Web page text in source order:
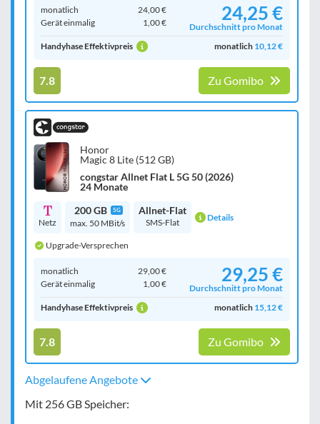
monatlich
24,00 €
Gerät einmalig
1,00 € 24,25 €
Durchschnitt pro Monat
Handyhase Effektivpreis
monatlich 10,12 €
7.8 Zu Gomibo
Honor
Magic 8 Lite (512 GB)
congstar Allnet Flat L 5G 50 (2026)
24 Monate
Netz
200 GB 5G
max. 50 MBit/s
Allnet-Flat
SMS-Flat Details
Upgrade-Versprechen
monatlich
29,00 €
Gerät einmalig
1,00 € 29,25 €
Durchschnitt pro Monat
Handyhase Effektivpreis
monatlich 15,12 €
7.8 Zu Gomibo
Abgelaufene Angebote
Mit 256 GB Speicher: